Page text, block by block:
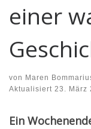
einer
von Maren
Aktualisiert 23. März
Ein